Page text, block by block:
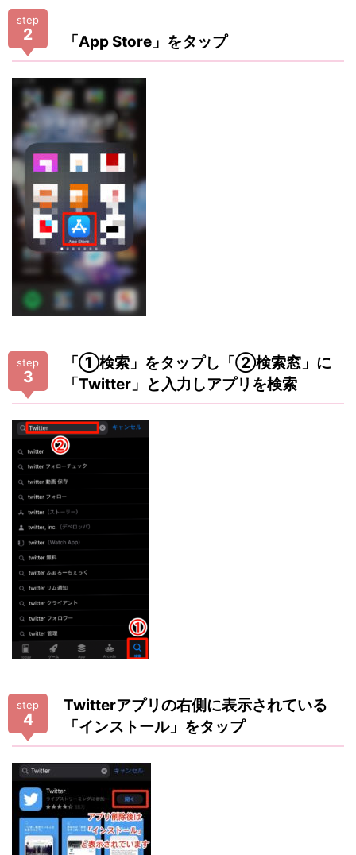
step
2 「App Store」をタップ
step
3
「①検索」をタップし「②検索窓」に
「Twitter」と入力しアプリを検索
step
4
Twitterアプリの右側に表示されている
「インストール」をタップ